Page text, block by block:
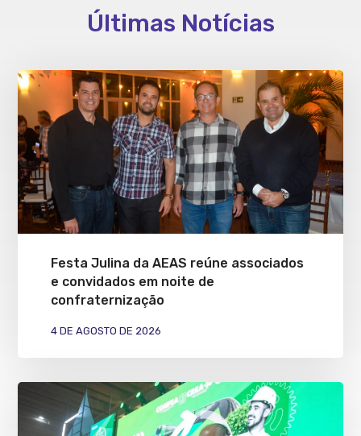
Últimas Notícias
Festa Julina da AEAS reúne associados
e convidados em noite de
confraternização
4 DE AGOSTO DE 2026